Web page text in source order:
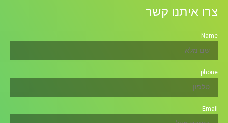
צרו איתנו קשר
Name
phone
Email